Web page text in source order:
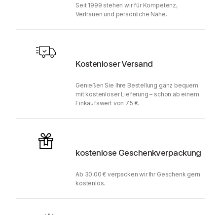
Seit 1999 stehen wir für Kompetenz,
Vertrauen und persönliche Nähe.
Kostenloser Versand
Genießen Sie Ihre Bestellung ganz bequem
mit kostenloser Lieferung – schon ab einem
Einkaufswert von 75 €.
kostenlose Geschenkverpackung
Ab 30,00 € verpacken wir Ihr Geschenk gern
kostenlos.